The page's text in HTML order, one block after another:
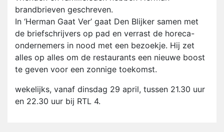
brandbrieven geschreven.
In ‘Herman Gaat Ver’ gaat Den Blijker samen met
de briefschrijvers op pad en verrast de horeca-
ondernemers in nood met een bezoekje. Hij zet
alles op alles om de restaurants een nieuwe boost
te geven voor een zonnige toekomst.
wekelijks, vanaf dinsdag 29 april, tussen 21.30 uur
en 22.30 uur bij RTL 4.